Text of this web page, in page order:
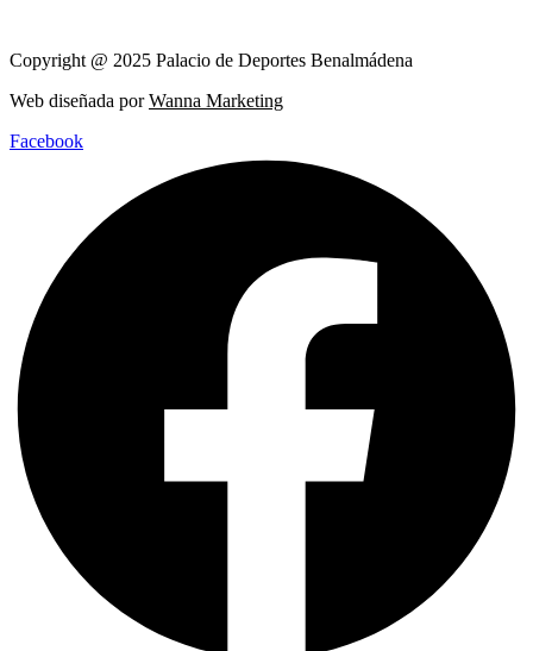
Copyright @ 2025 Palacio de Deportes Benalmádena
Web diseñada porWanna Marketing
Facebook